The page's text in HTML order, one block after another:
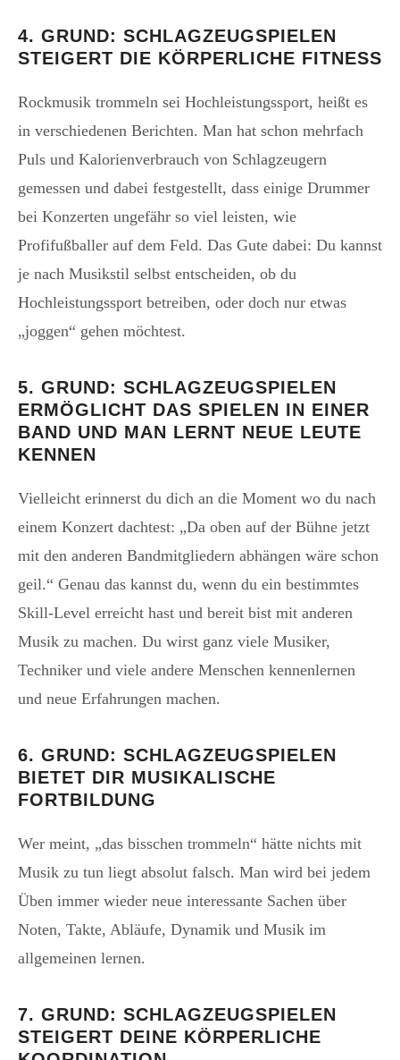
4. GRUND: SCHLAGZEUGSPIELEN
STEIGERT DIE KÖRPERLICHE FITNESS
Rockmusik trommeln sei Hochleistungssport, heißt es
in verschiedenen Berichten. Man hat schon mehrfach
Puls und Kalorienverbrauch von Schlagzeugern
gemessen und dabei festgestellt, dass einige Drummer
bei Konzerten ungefähr so viel leisten, wie
Profifußballer auf dem Feld. Das Gute dabei: Du kannst
je nach Musikstil selbst entscheiden, ob du
Hochleistungssport betreiben, oder doch nur etwas
„joggen“ gehen möchtest.
5. GRUND: SCHLAGZEUGSPIELEN
ERMÖGLICHT DAS SPIELEN IN EINER
BAND UND MAN LERNT NEUE LEUTE
KENNEN
Vielleicht erinnerst du dich an die Moment wo du nach
einem Konzert dachtest: „Da oben auf der Bühne jetzt
mit den anderen Bandmitgliedern abhängen wäre schon
geil.“ Genau das kannst du, wenn du ein bestimmtes
Skill-Level erreicht hast und bereit bist mit anderen
Musik zu machen. Du wirst ganz viele Musiker,
Techniker und viele andere Menschen kennenlernen
und neue Erfahrungen machen.
6. GRUND: SCHLAGZEUGSPIELEN
BIETET DIR MUSIKALISCHE
FORTBILDUNG
Wer meint, „das bisschen trommeln“ hätte nichts mit
Musik zu tun liegt absolut falsch. Man wird bei jedem
Üben immer wieder neue interessante Sachen über
Noten, Takte, Abläufe, Dynamik und Musik im
allgemeinen lernen.
7. GRUND: SCHLAGZEUGSPIELEN
STEIGERT DEINE KÖRPERLICHE